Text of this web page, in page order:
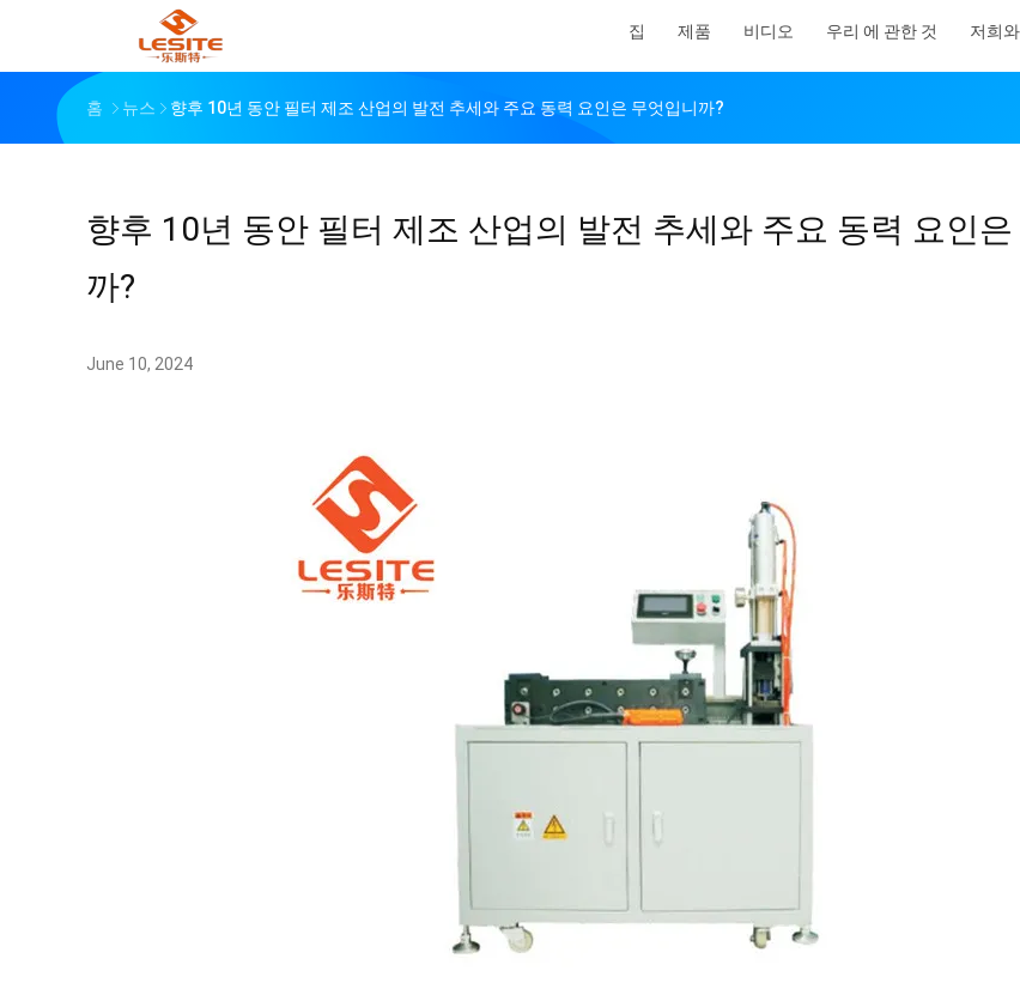
집 제품 비디오 우리 에 관한 것 저희
홈 뉴스 향후 10년 동안 필터 제조 산업의 발전 추세와 주요 동력 요인은 무엇입니까?
향후 10년 동안 필터 제조 산업의 발전 추세와 주요 동력 요인은
까?
June 10, 2024